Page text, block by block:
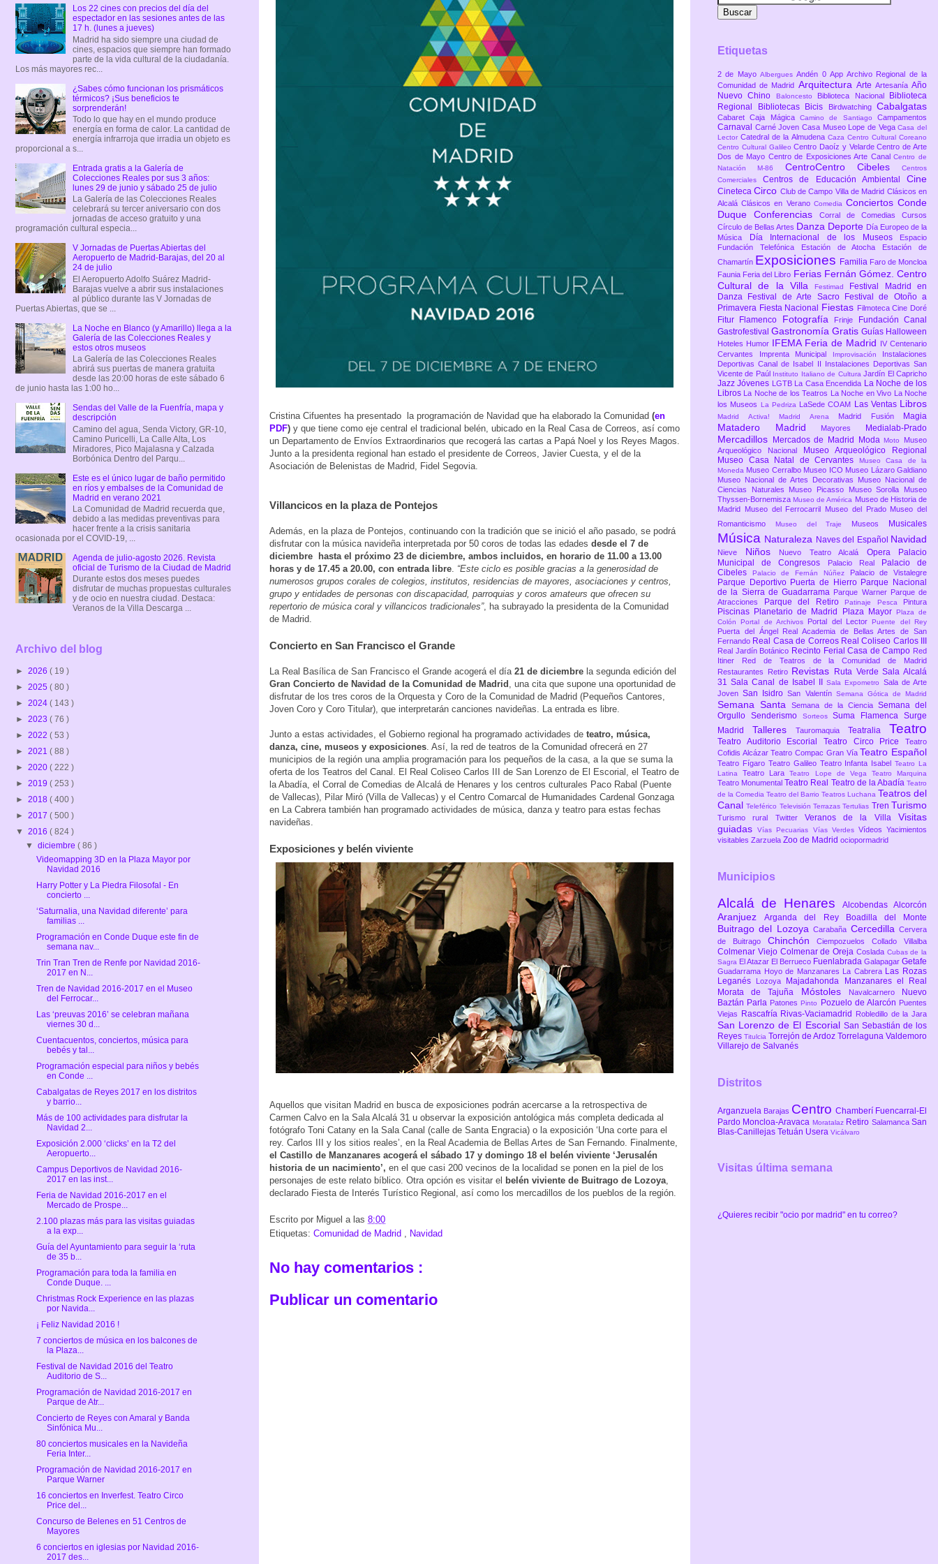
Cristina Cifuentes ha presentado la programación de Navidad que ha elaborado la Comunidad (en
PDF) y que tiene como eje central el tradicional belén, ubicado en la Real Casa de Correos, así como
un Departamento de Envíos Extraordinarios que recogerá las cartas a Papá Noel y los Reyes Magos.
Junto a la presidenta regional han estado el presidente de Correos, Javier Cuesta, y el de la
Asociación de Belenistas de Madrid, Fidel Segovia.
Villancicos en la plaza de Pontejos
Además, en la plaza de Pontejos, continuando con la tradición que se inició el año pasado, se podrá
disfrutar con la música navideña interpretada por 50 coros de todas las edades desde el 7 de
diciembre hasta el próximo 23 de diciembre, ambos incluidos, en horario de 11.00 a 13.00
horas y de 17.45 a 20.00, con entrada libre “Este ciclo es posible gracias a la generosidad de
numerosos grupos corales de colegios, institutos, residencias de mayores, asociaciones y centros,
grupo y entidades de personas con discapacidad, parroquias y coros amateurs que ofrecen su
repertorio de música coral y villancicos tradicionales”, ha subrayado la presidenta de la Comunidad
de Madrid.
Concierto en San Francisco el Grande
La Real Basílica de San Francisco el Grande acogerá el día 21 de diciembre la segunda edición del
Gran Concierto de Navidad de la Comunidad de Madrid
, una cita que supone una oportunidad de
disfrutar de los tres coros de la Orquesta y Coro de la Comunidad de Madrid (Pequeños Cantores,
Joven Coro y Coro Titular), que interpretarán canciones navideñas. La entrada es libre.
Junto a estas actividades, el Gobierno regional ha programado actividades de teatro, música,
danza, cine, museos y exposiciones . Así, la red de teatros de la Comunidad ofrecerá en 27
municipios de la región una amplia programación para los pequeños de la casa, a la que se suma la
oferta de los Teatros del Canal. El Real Coliseo Carlos III de San Lorenzo de El Escorial, el Teatro de
la Abadía, el Corral de Comedias de Alcalá de Henares y los centros culturales Paco Rabal (Puente
de Vallecas), Pilar Miró (Villa de Vallecas) y el Centro Comarcal de Humanidades Cardenal Gonzaga
en La Cabrera también han programado actividades de música, danza y teatro para estas fechas
navideñas.
Exposiciones y belén viviente
Aquellos que visitan Madrid en busca de exposiciones podrán acercarse a la retrospectiva de
Carmen Calvo en la Sala Alcalá 31 u observar la exposición antológica más completa dedicada al
fotógrafo Toni Catany en la Sala Canal (calle de Santa Engracia) o la exposición ‘Una corte para el
rey. Carlos III y los sitios reales’, en la Real Academia de Bellas Artes de San Fernando. Finalmente,
el Castillo de Manzanares acogerá el sábado 17 y domingo 18 el belén viviente ‘Jerusalén
historia de un nacimiento’, en el que casi 200 vecinos de la localidad se ponen en la piel de los
personajes de este relato bíblico. Otra opción es visitar el belén viviente de Buitrago de Lozoya
declarado Fiesta de Interés Turístico Regional, así como los mercadillos de los pueblos de la región.
Escrito por Miguel a las 8:00
Etiquetas: Comunidad de Madrid , Navidad
No hay comentarios :
Publicar un comentario
Los 22 cines con precios del día del
espectador en las sesiones antes de las
17 h. (lunes a jueves)
Madrid ha sido siempre una ciudad de
cines, espacios que siempre han formado
parte de la vida cultural de la ciudadanía.
Los más mayores rec...
¿Sabes cómo funcionan los prismáticos
térmicos? ¡Sus beneficios te
sorprenderán!
Todo lo que hay en el mundo produce
energía en forma de calor. La cantidad de
energía infrarroja que irradia un objeto es
proporcional a s...
Entrada gratis a la Galería de
Colecciones Reales por sus 3 años:
lunes 29 de junio y sábado 25 de julio
La Galería de las Colecciones Reales
celebrará su tercer aniversario con dos
jornadas de acceso gratuito y una
programación cultural especia...
V Jornadas de Puertas Abiertas del
Aeropuerto de Madrid-Barajas, del 20 al
24 de julio
El Aeropuerto Adolfo Suárez Madrid-
Barajas vuelve a abrir sus instalaciones
al público durante las V Jornadas de
Puertas Abiertas, que se ...
La Noche en Blanco (y Amarillo) llega a la
Galería de las Colecciones Reales y
estos otros museos
La Galería de las Colecciones Reales
abrirá sus puertas de manera gratuita
desde las 20:00 horas de este sábado 6
de junio hasta las 1:00 ho...
Sendas del Valle de la Fuenfría, mapa y
descripción
Camino del agua, Senda Victory, GR-10,
Camino Puricelli, La Calle Alta, Los
Miradores, Pico Majalasna y Calzada
Borbónica Dentro del Parqu...
Este es el único lugar de baño permitido
en ríos y embalses de la Comunidad de
Madrid en verano 2021
La Comunidad de Madrid recuerda que,
debido a las medidas preventivas para
hacer frente a la crisis sanitaria
ocasionada por el COVID-19, ...
Agenda de julio-agosto 2026. Revista
oficial de Turismo de la Ciudad de Madrid
Durante estos dos meses puedes
disfrutar de muchas propuestas culturales
y de ocio en nuestra ciudad. Destaca:
Veranos de la Villa Descarga ...
Archivo del blog
► 2026 ( 19 )
► 2025 ( 80 )
► 2024 ( 143 )
► 2023 ( 76 )
► 2022 ( 53 )
► 2021 ( 88 )
► 2020 ( 222 )
► 2019 ( 253 )
► 2018 ( 400 )
► 2017 ( 500 )
▼ 2016 ( 824 )
▼diciembre( 86 )
Videomapping 3D en la Plaza Mayor por
Navidad 2016
Harry Potter y La Piedra Filosofal - En
concierto ...
‘Saturnalia, una Navidad diferente’ para
familias ...
Programación en Conde Duque este fin de
semana nav...
Trin Tran Tren de Renfe por Navidad 2016-
2017 en N...
Tren de Navidad 2016-2017 en el Museo
del Ferrocar...
Las ‘preuvas 2016’ se celebran mañana
viernes 30 d...
Cuentacuentos, conciertos, música para
bebés y tal...
Programación especial para niños y bebés
en Conde ...
Cabalgatas de Reyes 2017 en los distritos
y barrio...
Más de 100 actividades para disfrutar la
Navidad 2...
Exposición 2.000 ‘clicks’ en la T2 del
Aeropuerto...
Campus Deportivos de Navidad 2016-
2017 en las inst...
Feria de Navidad 2016-2017 en el
Mercado de Prospe...
2.100 plazas más para las visitas guiadas
a la exp...
Guía del Ayuntamiento para seguir la ‘ruta
de 35 b...
Programación para toda la familia en
Conde Duque. ...
Christmas Rock Experience en las plazas
por Navida...
¡ Feliz Navidad 2016 !
7 conciertos de música en los balcones de
la Plaza...
Festival de Navidad 2016 del Teatro
Auditorio de S...
Programación de Navidad 2016-2017 en
Parque de Atr...
Concierto de Reyes con Amaral y Banda
Sinfónica Mu...
80 conciertos musicales en la Navideña
Feria Inter...
Programación de Navidad 2016-2017 en
Parque Warner
16 conciertos en Inverfest. Teatro Circo
Price del...
Concurso de Belenes en 51 Centros de
Mayores
6 conciertos en iglesias por Navidad 2016-
2017 des...
Etiquetas
2 de Mayo AlberguesAndén 0 AppArchivo Regional de la
Comunidad de Madrid Arquitectura Arte ArtesaníaAño
Nuevo Chino
Baloncesto Biblioteca Nacional
Biblioteca
Regional
Bibliotecas Bicis Birdwatching Cabalgatas
CabaretCaja MágicaCamino de SantiagoCampamentos
Carnaval Carné JovenCasa Museo Lope de VegaCasa del
LectorCatedral de la Almudena Caza Centro Cultural Coreano
Centro Cultural GalileoCentro Daoíz y VelardeCentro de Arte
Dos de Mayo Centro de Exposiciones Arte CanalCentro de
Natación M-86 CentroCentro Cibeles
Centros
ComercialesCentros de Educación AmbientalCine
CinetecaCirco Club de Campo Villa de Madrid Clásicos en
AlcaláClásicos en Verano Comedia ConciertosConde
Duque Conferencias Corral de Comedias Cursos
Círculo de Bellas Artes Danza Deporte Día Europeo de la
Música
Día Internacional de los Museos
Espacio
Fundación Telefónica
Estación de Atocha
Estación de
Chamartín Exposiciones Familia Faro de Moncloa
Faunia Feria del Libro Ferias Fernán Gómez. Centro
Cultural de la VillaFestimad
Festival Madrid en
Danza
Festival de Arte Sacro
Festival de Otoño a
Primavera Fiesta Nacional Fiestas Filmoteca Cine Doré
Fitur Flamenco Fotografía Frinje
Fundación Canal
Gastrofestival Gastronomía Gratis Guías Halloween
Hoteles Humor IFEMA Feria de Madrid
IV Centenario
Cervantes
Imprenta Municipal Improvisación
Instalaciones
Deportivas Canal de Isabel II
Instalaciones Deportivas San
Vicente de Paúl
Instituto Italiano de CulturaJardín El Capricho
JazzJóvenes LGTB La Casa Encendida La Noche de los
Libros
La Noche de los Teatros La Noche en Vivo
La Noche
los Museos
La Pedriza LaSede COAM Las Ventas Libros
Madrid Activa! Madrid Arena Madrid Fusión Magia
Matadero Madrid Mayores Medialab-Prado
Mercadillos Mercados de Madrid ModaMoto Museo
Arqueológico Nacional
Museo Arqueológico Regional
Museo Casa Natal de Cervantes
Museo Casa de la
Moneda Museo Cerralbo Museo ICO Museo Lázaro Galdiano
Museo Nacional de Artes Decorativas Museo Nacional de
Ciencias Naturales Museo Picasso Museo Sorolla Museo
Thyssen-BornemiszaMuseo de América Museo de Historia de
Madrid
Museo del Ferrocarril Museo del Prado Museo del
Romanticismo
Museo del Traje Museos Musicales
Música Naturaleza Naves del Español Navidad
Nieve Niños Nuevo Teatro Alcalá Opera
Palacio
Municipal de Congresos
Palacio Real
Palacio de
Cibeles
Palacio de Fernán Núñez Palacio de Vistalegre
Parque Deportivo Puerta de Hierro Parque Nacional
de la Sierra de Guadarrama Parque Warner Parque de
Atracciones
Parque del Retiro Patinaje Pesca Pintura
Piscinas Planetario de Madrid Plaza Mayor
Plaza de
Colón Portal de Archivos Portal del LectorPuente del Rey
Puerta del Ángel
Real Academia de Bellas Artes de San
Fernando Real Casa de Correos Real Coliseo Carlos III
Real Jardín Botánico Recinto Ferial Casa de Campo Red
Itiner
Red de Teatros de la Comunidad de Madrid
Restaurantes
Retiro Revistas Ruta VerdeSala Alcalá
31Sala Canal de Isabel IISala Expometro Sala de Arte
JovenSan IsidroSan Valentín Semana Gótica de Madrid
Semana Santa Semana de la Ciencia Semana del
Orgullo Senderismo SorteosSuma FlamencaSurge
Madrid Talleres Tauromaquia Teatralia Teatro
Teatro Auditorio Escorial Teatro Circo Price Teatro
Cofidis AlcázarTeatro Compac Gran Vía Teatro Español
Teatro Fígaro Teatro Galileo Teatro Infanta IsabelTeatro La
Latina Teatro LaraTeatro Lope de Vega Teatro Marquina
Teatro Monumental Teatro Real Teatro de la Abadía Teatro
de la Comedia Teatro del Barrio Teatros Luchana Teatros del
CanalTeleférico TelevisiónTerrazasTertulias Tren Turismo
Turismo rural Twitter Veranos de la VillaVisitas
guiadasVías Pecuarias Vías Verdes VídeosYacimientos
visitables Zarzuela Zoo de Madrid ociopormadrid
Municipios
Alcalá de Henares Alcobendas Alcorcón
AranjuezArganda del Rey Boadilla del Monte
Buitrago del LozoyaCarabaña CercedillaCervera
de Buitrago ChinchónCiempozuelosCollado Villalba
Colmenar Viejo Colmenar de Oreja Coslada Cubas de la
Sagra El Atazar El Berrueco Fuenlabrada Galapagar Getafe
Guadarrama Hoyo de Manzanares La Cabrera Las Rozas
Leganés
Lozoya Majadahonda
Manzanares el Real
Morata de Tajuña Móstoles Navalcarnero
Nuevo
Baztán Parla PatonesPinto Pozuelo de Alarcón Puentes
Viejas
Rascafría Rivas-Vaciamadrid Robledillo de la Jara
San Lorenzo de El Escorial San Sebastián de los
Reyes Titulcia Torrejón de Ardoz Torrelaguna Valdemoro
Villarejo de Salvanés
Distritos
Arganzuela Barajas Centro Chamberí Fuencarral-El
Pardo Moncloa-Aravaca Moratalaz Retiro SalamancaSan
Blas-Canillejas Tetuán Usera Vicálvaro
Visitas última semana
¿Quieres recibir "ocio por madrid" en tu correo?